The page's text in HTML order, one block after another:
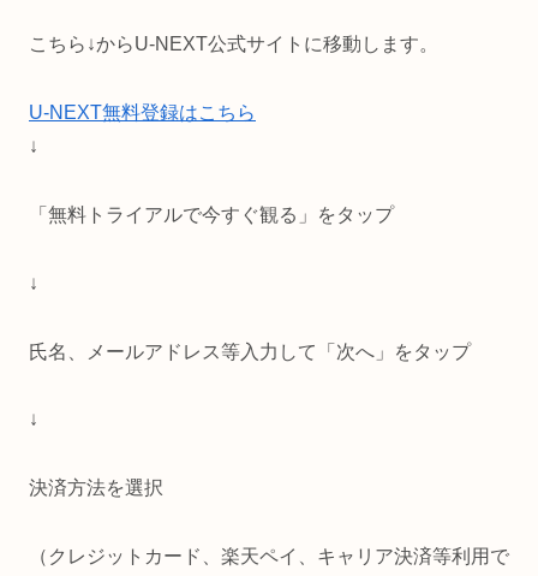
こちら↓からU-NEXT公式サイトに移動します。
U-NEXT無料登録はこちら
↓
「無料トライアルで今すぐ観る」をタップ
↓
氏名、メールアドレス等入力して「次へ」をタップ
↓
決済方法を選択
（クレジットカード、楽天ペイ、キャリア決済等利用で